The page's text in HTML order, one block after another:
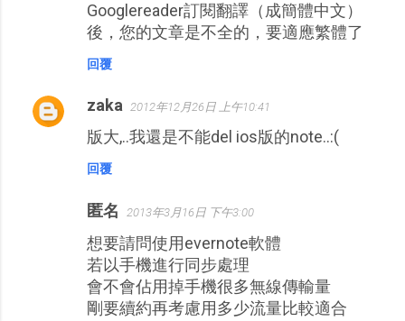
Googlereader訂閱翻譯（成簡體中文）
後，您的文章是不全的，要適應繁體了
回覆
zaka 2012年12月26日 上午10:41
版大,..我還是不能del ios版的note..:(
回覆
匿名 2013年3月16日 下午3:00
想要請問使用evernote軟體
若以手機進行同步處理
會不會佔用掉手機很多無線傳輸量
剛要續約再考慮用多少流量比較適合